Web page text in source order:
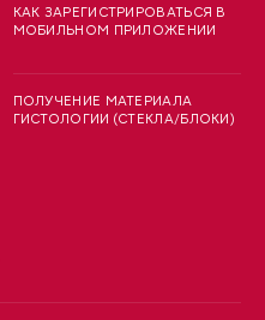
КАК ЗАРЕГИСТРИРОВАТЬСЯ В
МОБИЛЬНОМ ПРИЛОЖЕНИИ
ПОЛУЧЕНИЕ МАТЕРИАЛА
ГИСТОЛОГИИ (СТЕКЛА/БЛОКИ)